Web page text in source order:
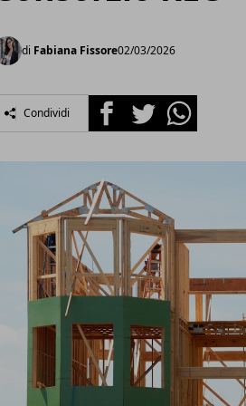
di Fabiana Fissore02/03/2026
Condividi FacebookTwitterWhatsapp